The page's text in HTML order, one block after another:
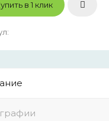
в 1 клик
: